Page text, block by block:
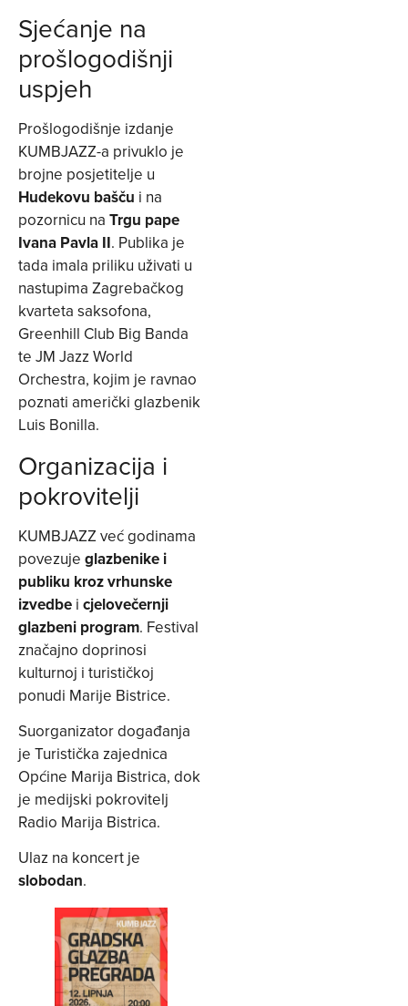
Sjećanje na
prošlogodišnji
uspjeh
Prošlogodišnje izdanje
KUMBJAZZ-a privuklo je
brojne posjetitelje u
Hudekovu bašču i na
pozornicu na Trgu pape
Ivana Pavla II. Publika je
tada imala priliku uživati u
nastupima Zagrebačkog
kvarteta saksofona,
Greenhill Club Big Banda
te JM Jazz World
Orchestra, kojim je ravnao
poznati američki glazbenik
Luis Bonilla.
Organizacija i
pokrovitelji
KUMBJAZZ već godinama
povezuje glazbenike i
publiku kroz vrhunske
izvedbe i cjelovečernji
glazbeni program. Festival
značajno doprinosi
kulturnoj i turističkoj
ponudi Marije Bistrice.
Suorganizator događanja
je Turistička zajednica
Općine Marija Bistrica, dok
je medijski pokrovitelj
Radio Marija Bistrica.
Ulaz na koncert je
slobodan.